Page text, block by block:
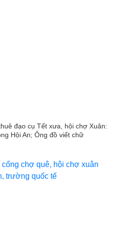
đạo cụ Tết xưa, hội chợ Xuân:
Hội An; Ông đồ viết chữ